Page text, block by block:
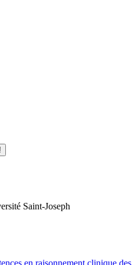
Saint-Joseph